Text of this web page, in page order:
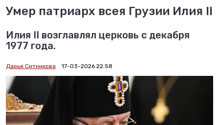
Умер патриарх всея Грузии Илия II
Илия II возглавлял церковь с декабря
1977 года.
Дарья Ситникова 17-03-2026 22:58